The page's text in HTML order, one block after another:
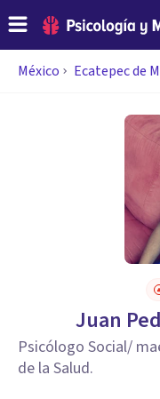
México Ecatepec de
Juan
Psicólogo Social/
de la Salud.